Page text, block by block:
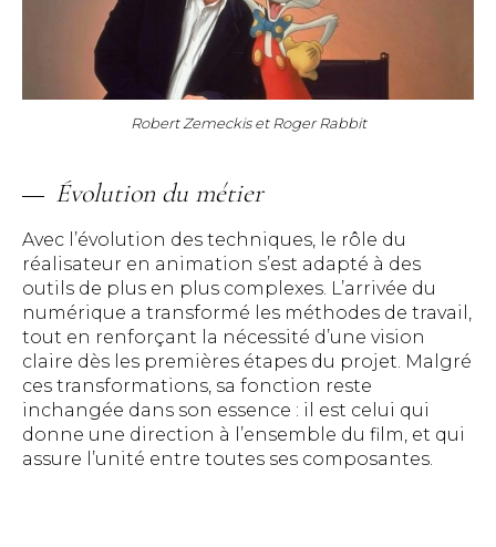
Robert Zemeckis et Roger Rabbit
Évolution du métier
Avec l’évolution des techniques, le rôle du
réalisateur en animation s’est adapté à des
outils de plus en plus complexes. L’arrivée du
numérique a transformé les méthodes de travail,
tout en renforçant la nécessité d’une vision
claire dès les premières étapes du projet. Malgré
ces transformations, sa fonction reste
inchangée dans son essence : il est celui qui
donne une direction à l’ensemble du film, et qui
assure l’unité entre toutes ses composantes.